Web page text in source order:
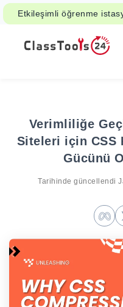
Etkileşimli öğrenme
aktiviteleri ve revizyonu
destekleyebileceğini
Verimliliğe
Siteleri için CSS
Gücünü
Tarihinde güncellendi